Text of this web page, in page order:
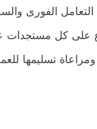
الفورى
على كل مستجدات
تسليمها